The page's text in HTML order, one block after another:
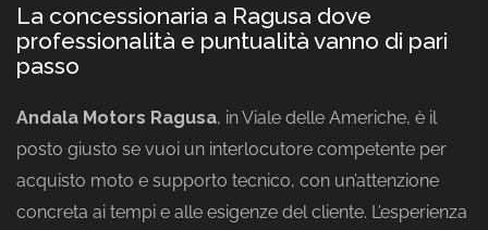
La concessionaria a Ragusa dove
professionalità e puntualità vanno di pari
passo
Andala Motors Ragusa, in Viale delle Americhe, è il
posto giusto se vuoi un interlocutore competente per
acquisto moto e supporto tecnico, con un’attenzione
concreta ai tempi e alle esigenze del cliente. L’esperienza